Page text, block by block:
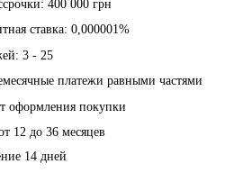
400 000 грн
ставка: 0,000001%
3 - 25
платежи равными частями
оформления покупки
12 до 36 месяцев
14 дней